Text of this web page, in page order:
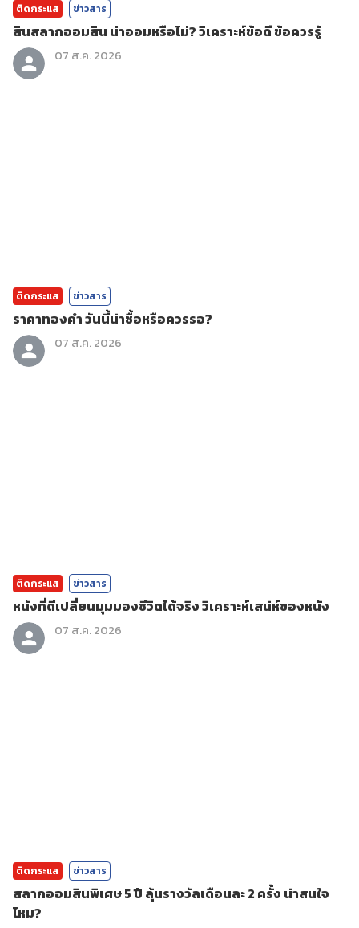
ติดกระแส ข่าวสาร
สินสลากออมสิน น่าออมหรือไม่? วิเคราะห์ข้อดี ข้อควรรู้
07 ส.ค. 2026
ติดกระแส ข่าวสาร
ราคาทองคํา วันนี้น่าซื้อหรือควรรอ?
07 ส.ค. 2026
ติดกระแส ข่าวสาร
หนังที่ดีเปลี่ยนมุมมองชีวิตได้จริง วิเคราะห์เสน่ห์ของหนัง
07 ส.ค. 2026
ติดกระแส ข่าวสาร
สลากออมสินพิเศษ 5 ปี ลุ้นรางวัลเดือนละ 2 ครั้ง น่าสนใจ
ไหม?